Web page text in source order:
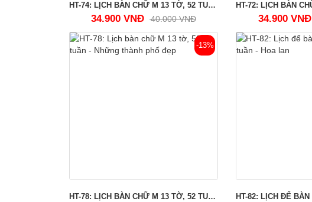
HT-74: LỊCH BÀN CHỮ M 13 TỜ, 52 TUẦN - QUÊ HƯƠNG BA MIỀN
34.900 VNĐ 40.000 VNĐ 34.900 VNĐ
-13%
HT-78: LỊCH BÀN CHỮ M 13 TỜ, 52 TUẦN - NHỮNG THÀNH PHỐ ĐẸP